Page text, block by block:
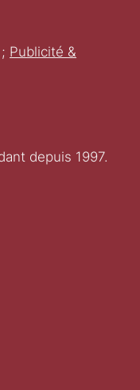
depuis 1997.
; Publicité &